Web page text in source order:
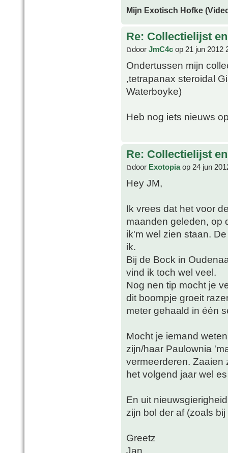
Mijn Exotisch Hofke
Re: Collectielijst
door JmC4c op 21 jun 2012
Ondertussen mijn
,tetrapanax steroidal
Waterboyke)
Heb nog iets nieuws
Re: Collectielijst
door Exotopiaop 24 jun
Hey JM,
Ik vrees dat het voor
maanden geleden, op
ik'm wel zien staan.
ik.
Bij de Bock in
vind ik toch wel veel.
Nog nen tip mocht je
dit boompje groeit
meter gehaald in één
Mocht je iemand
zijn/haar Paulownia
vermeerderen. Zaaien
het volgend jaar wel
En uit
zijn bol der af (zoals
Greetz
Jan